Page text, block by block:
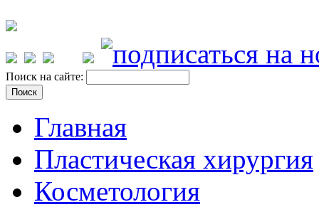
Поиск на сайте:
Главная
Пластическая хирургия
Косметология